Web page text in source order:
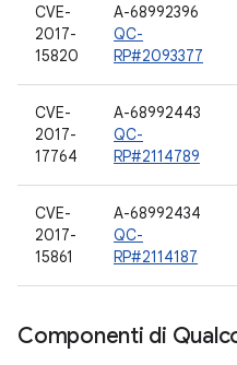
CVE-
2017-
15820
A-68992396
QC-
RP#2093377
CVE-
2017-
17764
A-68992443
QC-
RP#2114789
CVE-
2017-
15861
A-68992434
QC-
RP#2114187
Componenti di